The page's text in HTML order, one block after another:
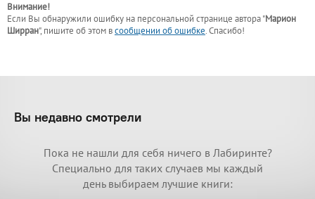
Внимание!
Если Вы обнаружили ошибку на персональной странице автора "Марион
Ширран", пишите об этом всообщении об ошибке. Спасибо!
Вы недавно смотрели
Пока не нашли для себя ничего в Лабиринте?
Специально для таких случаев мы каждый
день выбираем лучшие книги: